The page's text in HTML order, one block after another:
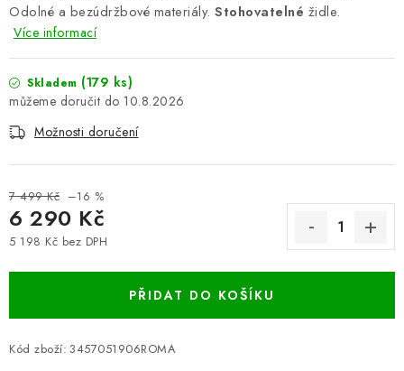
Odolné a bezúdržbové materiály. Stohovatelné židle.
Více informací
Skladem (179 ks)
10.8.2026
Možnosti doručení
7 499 Kč –16 %
6 290 Kč
5 198 Kč bez DPH
PŘIDAT DO KOŠÍKU
Kód zboží: 3457051906ROMA